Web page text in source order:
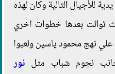
للأجيال التالية وكان لهذه
توالت بعدها خطوات اخري
نهج محمود ياسين ولعبوا
نجوم شباب مثل نور